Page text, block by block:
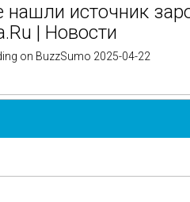
нашли источник
| Новости
on BuzzSumo 2025-04-22